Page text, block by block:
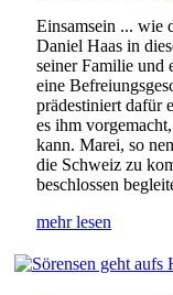
Einsamsein ... wie
Daniel Haas in
seiner Familie und
eine
prädestiniert dafür
es ihm
kann. Marei, so
die Schweiz zu
beschlossen
mehr lesen